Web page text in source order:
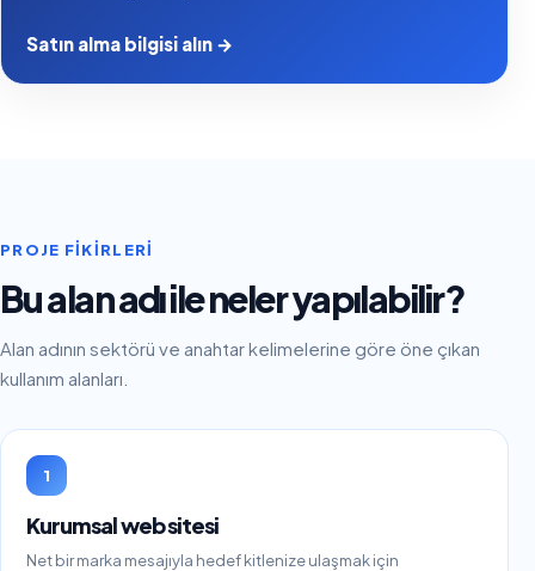
Satın alma bilgisi alın →
PROJE FIKIRLERI
Bu alan adı ile neler yapılabilir?
Alan adının sektörü ve anahtar kelimelerine göre öne çıkan
kullanım alanları.
1
Kurumsal web sitesi
Net bir marka mesajıyla hedef kitlenize ulaşmak için